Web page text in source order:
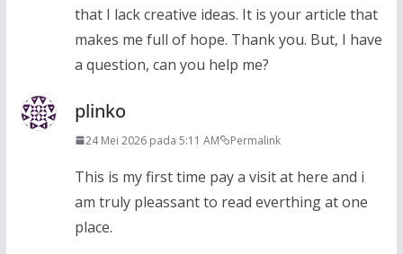
that I lack creative ideas. It is your article that
makes me full of hope. Thank you. But, I have
a question, can you help me?
plinko
24 Mei 2026 pada 5:11 AM Permalink
This is my first time pay a visit at here and i
am truly pleassant to read everthing at one
place.